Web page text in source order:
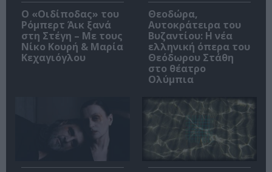
O «Οιδίποδας» του
Ρόμπερτ Άικ ξανά
στη Στέγη – Με τους
Νίκο Κουρή & Μαρία
Κεχαγιόγλου
Θεοδώρα,
Αυτοκράτειρα του
Βυζαντίου: Η νέα
ελληνική όπερα του
Θεόδωρου Στάθη
στο θέατρο
Ολύμπια